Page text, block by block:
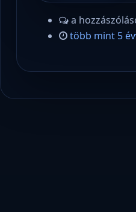
a
több mint 5